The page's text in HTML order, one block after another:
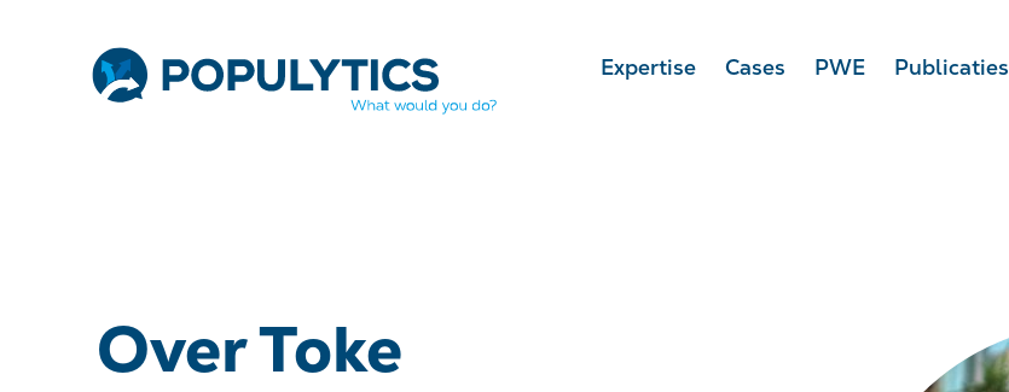
Expertise Cases PWE Publicaties
Over Toke